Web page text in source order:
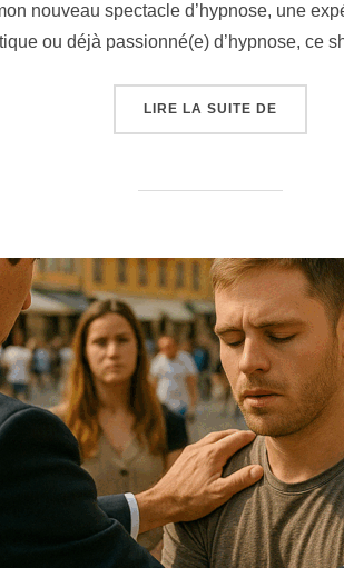
nouveau spectacle d’hypnose, une
ou déjà passionné(e) d’hypnose, ce
LIRE LA SUITE DE